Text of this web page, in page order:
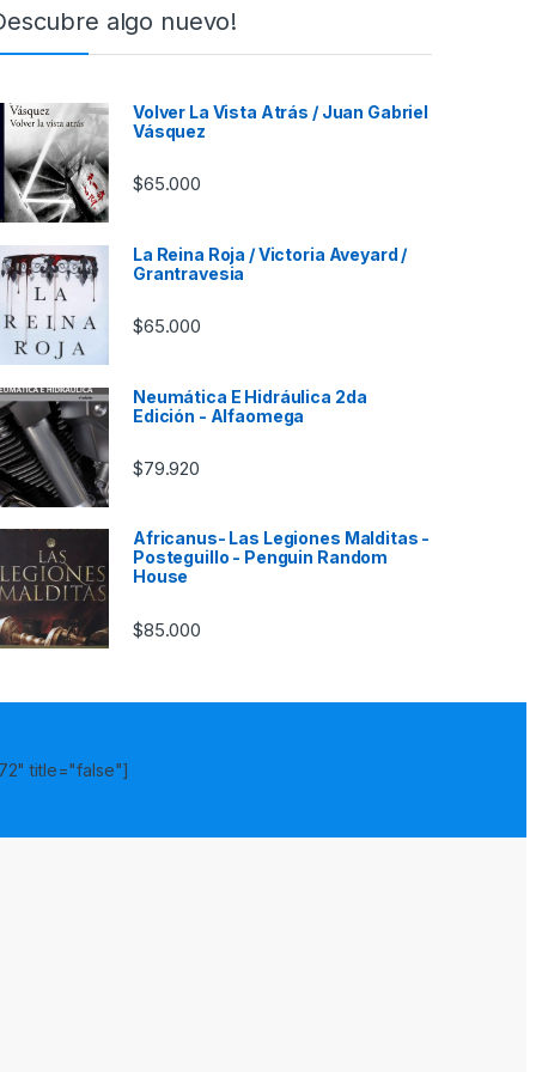
algo nuevo!
Volver La Vista Atrás / Juan Gabriel
Vásquez
$65.000
La Reina Roja / Victoria Aveyard /
Grantravesia
$65.000
Neumática E Hidráulica 2da
Edición - Alfaomega
$79.920
Africanus- Las Legiones Malditas -
Posteguillo - Penguin Random
House
$85.000
title="false"]